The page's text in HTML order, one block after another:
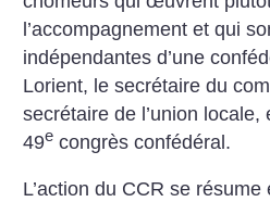
l’accompagnement et qui
indépendantes d’une
Lorient, le secrétaire du
secrétaire de l’union locale,
49e congrès confédéral.
L’action du CCR se